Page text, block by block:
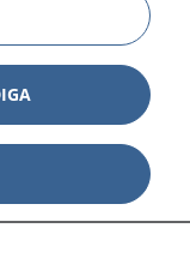
Visa
Visa